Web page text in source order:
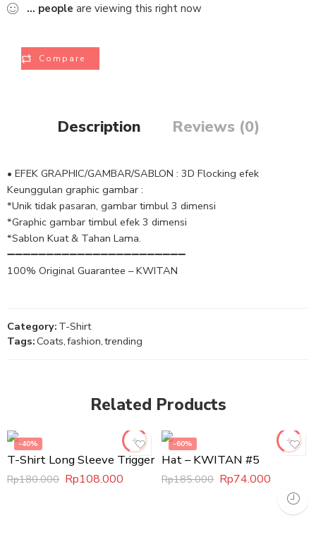
... people are viewing this right now
Compare
Description Reviews (0)
• EFEK GRAPHIC/GAMBAR/SABLON : 3D Flocking efek
Keunggulan graphic gambar :
*Unik tidak pasaran, gambar timbul 3 dimensi
*Graphic gambar timbul efek 3 dimensi
*Sablon Kuat & Tahan Lama.
➖➖➖➖➖➖➖➖➖➖➖➖➖➖➖➖➖➖➖➖➖➖➖
100% Original Guarantee – KWITAN
Category: T-Shirt
Tags:Coats,fashion,trending
Related Products
-40%
T-Shirt Long Sleeve Trigger
Rp180.000 Rp108.000
-60%
Hat – KWITAN #5
Rp185.000 Rp74.000